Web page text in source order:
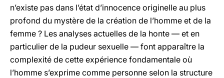
n’existe pas dans l’état d’innocence originelle au plus
profond du mystère de la création de l’homme et de la
femme ? Les analyses actuelles de la honte — et en
particulier de la pudeur sexuelle — font apparaître la
complexité de cette expérience fondamentale où
l’homme s’exprime comme personne selon la structure